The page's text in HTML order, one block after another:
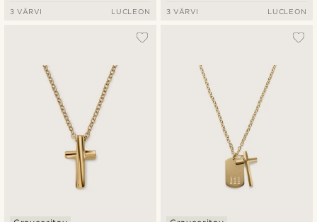
3 VÄRVI LUCLEON 3 VÄRVI LUCLEON